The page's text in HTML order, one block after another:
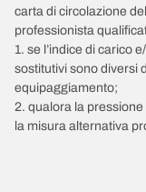
carta di circolazione
professionista
1. se l’indice di carico
sostitutivi sono diversi
equipaggiamento;
2. qualora la
la misura alternativa